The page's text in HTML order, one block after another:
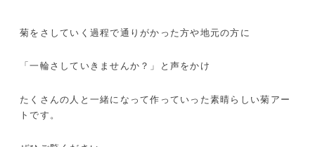
菊をさしていく過程で通りがかった方や地元の方に
「一輪さしていきませんか？」と声をかけ
たくさんの人と一緒になって作っていった素晴らしい菊アー
トです。